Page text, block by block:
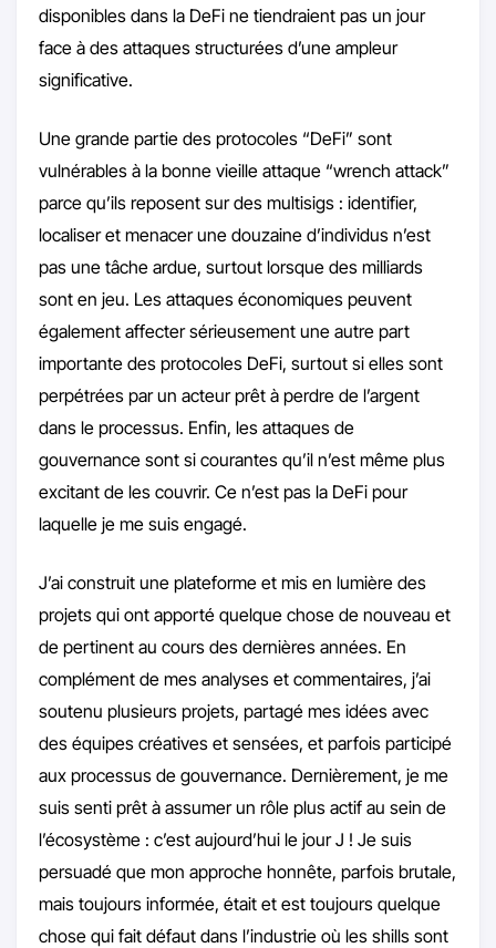
disponibles dans la DeFi ne tiendraient pas un jour
face à des attaques structurées d’une ampleur
significative.
Une grande partie des protocoles “DeFi” sont
vulnérables à la bonne vieille attaque “wrench attack”
parce qu’ils reposent sur des multisigs : identifier,
localiser et menacer une douzaine d’individus n’est
pas une tâche ardue, surtout lorsque des milliards
sont en jeu. Les attaques économiques peuvent
également affecter sérieusement une autre part
importante des protocoles DeFi, surtout si elles sont
perpétrées par un acteur prêt à perdre de l’argent
dans le processus. Enfin, les attaques de
gouvernance sont si courantes qu’il n’est même plus
excitant de les couvrir. Ce n’est pas la DeFi pour
laquelle je me suis engagé.
J’ai construit une plateforme et mis en lumière des
projets qui ont apporté quelque chose de nouveau et
de pertinent au cours des dernières années. En
complément de mes analyses et commentaires, j’ai
soutenu plusieurs projets, partagé mes idées avec
des équipes créatives et sensées, et parfois participé
aux processus de gouvernance. Dernièrement, je me
suis senti prêt à assumer un rôle plus actif au sein de
l’écosystème : c’est aujourd’hui le jour J ! Je suis
persuadé que mon approche honnête, parfois brutale,
mais toujours informée, était et est toujours quelque
chose qui fait défaut dans l’industrie où les shills sont